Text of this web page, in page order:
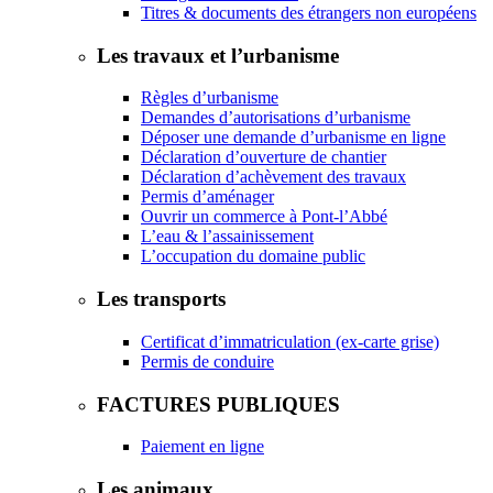
Titres & documents des étrangers non européens
Les travaux et l’urbanisme
Règles d’urbanisme
Demandes d’autorisations d’urbanisme
Déposer une demande d’urbanisme en ligne
Déclaration d’ouverture de chantier
Déclaration d’achèvement des travaux
Permis d’aménager
Ouvrir un commerce à Pont-l’Abbé
L’eau & l’assainissement
L’occupation du domaine public
Les transports
Certificat d’immatriculation (ex-carte grise)
Permis de conduire
FACTURES PUBLIQUES
Paiement en ligne